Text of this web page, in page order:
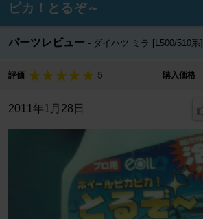
ピカ！とるぞ～
パーツレビュー ダイハツ ミラ [L500/510系]
評価 5 購入価格
2011年1月28日